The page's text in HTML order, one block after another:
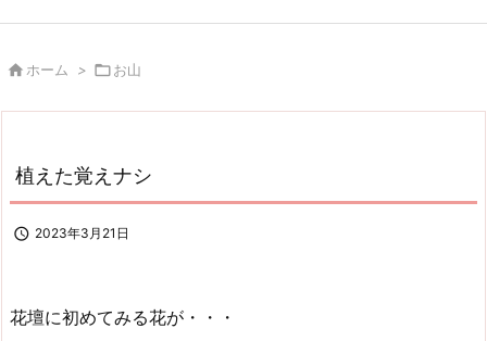
サイド

 ホーム > お山
植えた覚えナシ
 2023年3月21日
花壇に初めてみる花が・・・